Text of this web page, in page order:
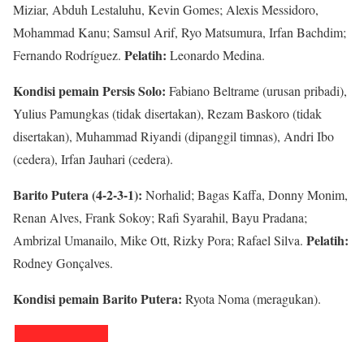
Miziar, Abduh Lestaluhu, Kevin Gomes; Alexis Messidoro,
Mohammad Kanu; Samsul Arif, Ryo Matsumura, Irfan Bachdim;
Fernando Rodríguez. Pelatih: Leonardo Medina.
Kondisi pemain Persis Solo: Fabiano Beltrame (urusan pribadi),
Yulius Pamungkas (tidak disertakan), Rezam Baskoro (tidak
disertakan), Muhammad Riyandi (dipanggil timnas), Andri Ibo
(cedera), Irfan Jauhari (cedera).
Barito Putera (4-2-3-1): Norhalid; Bagas Kaffa, Donny Monim,
Renan Alves, Frank Sokoy; Rafi Syarahil, Bayu Pradana;
Ambrizal Umanailo, Mike Ott, Rizky Pora; Rafael Silva. Pelatih:
Rodney Gonçalves.
Kondisi pemain Barito Putera: Ryota Noma (meragukan).